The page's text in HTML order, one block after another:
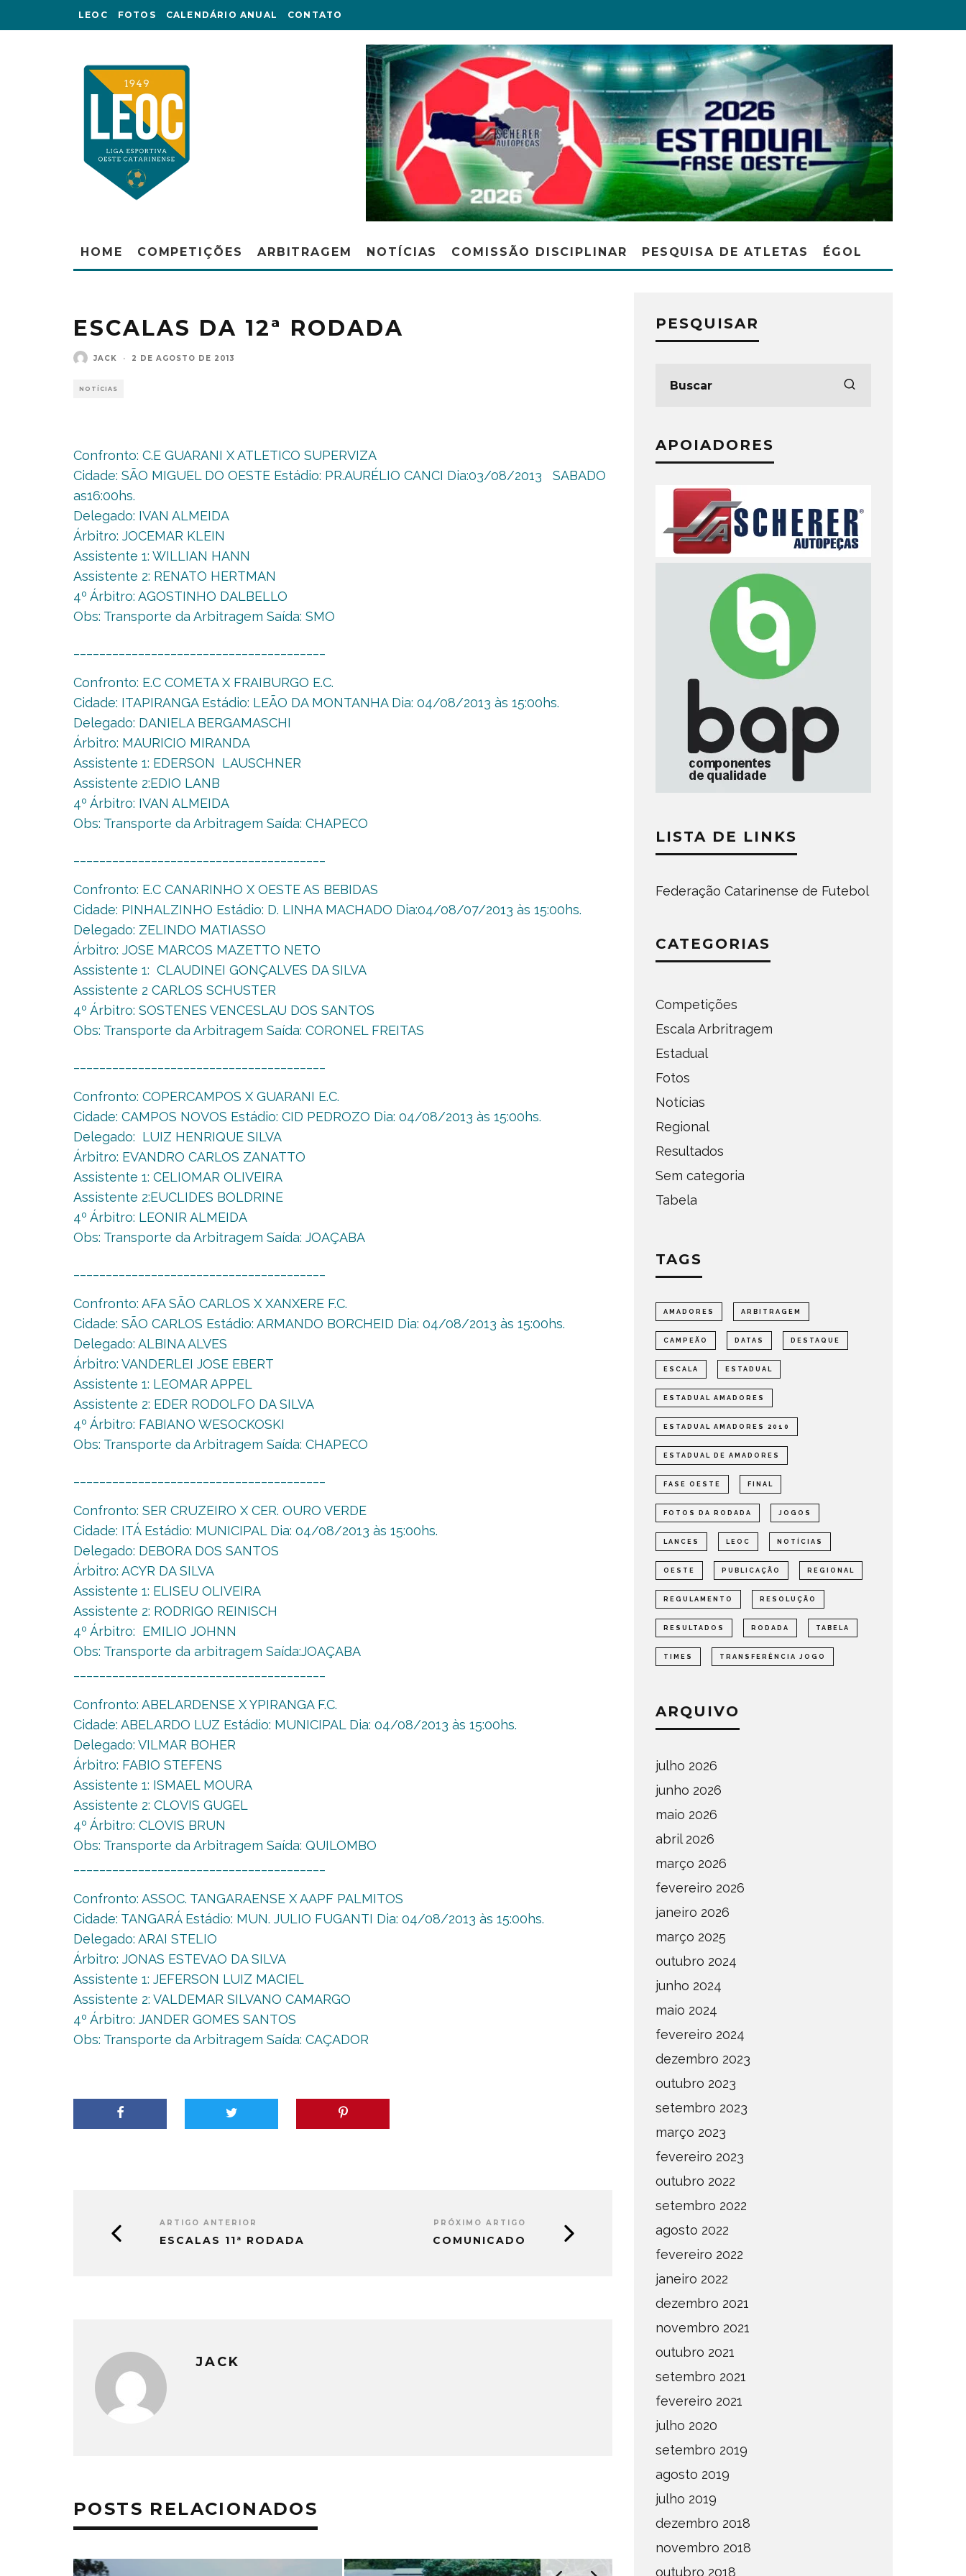
LEOC FOTOS CALENDÁRIO ANUAL CONTATO
HOME COMPETIÇÕES ARBITRAGEM NOTÍCIAS COMISSÃO DISCIPLINAR PESQUISA DE ATLETAS ÉGOL
ESCALAS DA 12ª RODADA
JACK · 2 DE AGOSTO DE 2013
NOTÍCIAS
Confronto: C.E GUARANI X ATLETICO SUPERVIZA
Cidade: SÃO MIGUEL DO OESTE Estádio: PR.AURÉLIO CANCI Dia:03/08/2013 SABADO
as16:00hs.
Delegado: IVAN ALMEIDA
Árbitro: JOCEMAR KLEIN
Assistente 1: WILLIAN HANN
Assistente 2: RENATO HERTMAN
4º Árbitro: AGOSTINHO DALBELLO
Obs: Transporte da Arbitragem Saída: SMO
Confronto: E.C COMETA X FRAIBURGO E.C.
Cidade: ITAPIRANGA Estádio: LEÃO DA MONTANHA Dia: 04/08/2013 às 15:00hs.
Delegado: DANIELA BERGAMASCHI
Árbitro: MAURICIO MIRANDA
Assistente 1: EDERSON LAUSCHNER
Assistente 2:EDIO LANB
4º Árbitro: IVAN ALMEIDA
Obs: Transporte da Arbitragem Saída: CHAPECO
Confronto: E.C CANARINHO X OESTE AS BEBIDAS
Cidade: PINHALZINHO Estádio: D. LINHA MACHADO Dia:04/08/07/2013 às 15:00hs.
Delegado: ZELINDO MATIASSO
Árbitro: JOSE MARCOS MAZETTO NETO
Assistente 1: CLAUDINEI GONÇALVES DA SILVA
Assistente 2 CARLOS SCHUSTER
4º Árbitro: SOSTENES VENCESLAU DOS SANTOS
Obs: Transporte da Arbitragem Saída: CORONEL FREITAS
Confronto: COPERCAMPOS X GUARANI E.C.
Cidade: CAMPOS NOVOS Estádio: CID PEDROZO Dia: 04/08/2013 às 15:00hs.
Delegado: LUIZ HENRIQUE SILVA
Árbitro: EVANDRO CARLOS ZANATTO
Assistente 1: CELIOMAR OLIVEIRA
Assistente 2:EUCLIDES BOLDRINE
4º Árbitro: LEONIR ALMEIDA
Obs: Transporte da Arbitragem Saída: JOAÇABA
Confronto: AFA SÃO CARLOS X XANXERE F.C.
Cidade: SÃO CARLOS Estádio: ARMANDO BORCHEID Dia: 04/08/2013 às 15:00hs.
Delegado: ALBINA ALVES
Árbitro: VANDERLEI JOSE EBERT
Assistente 1: LEOMAR APPEL
Assistente 2: EDER RODOLFO DA SILVA
4º Árbitro: FABIANO WESOCKOSKI
Obs: Transporte da Arbitragem Saída: CHAPECO
Confronto: SER CRUZEIRO X CER. OURO VERDE
Cidade: ITÁ Estádio: MUNICIPAL Dia: 04/08/2013 às 15:00hs.
Delegado: DEBORA DOS SANTOS
Árbitro: ACYR DA SILVA
Assistente 1: ELISEU OLIVEIRA
Assistente 2: RODRIGO REINISCH
4º Árbitro: EMILIO JOHNN
Obs: Transporte da arbitragem Saída:JOAÇABA
Confronto: ABELARDENSE X YPIRANGA F.C.
Cidade: ABELARDO LUZ Estádio: MUNICIPAL Dia: 04/08/2013 às 15:00hs.
Delegado: VILMAR BOHER
Árbitro: FABIO STEFENS
Assistente 1: ISMAEL MOURA
Assistente 2: CLOVIS GUGEL
4º Árbitro: CLOVIS BRUN
Obs: Transporte da Arbitragem Saída: QUILOMBO
Confronto: ASSOC. TANGARAENSE X AAPF PALMITOS
Cidade: TANGARÁ Estádio: MUN. JULIO FUGANTI Dia: 04/08/2013 às 15:00hs.
Delegado: ARAI STELIO
Árbitro: JONAS ESTEVAO DA SILVA
Assistente 1: JEFERSON LUIZ MACIEL
Assistente 2: VALDEMAR SILVANO CAMARGO
4º Árbitro: JANDER GOMES SANTOS
Obs: Transporte da Arbitragem Saída: CAÇADOR
ARTIGO ANTERIOR
ESCALAS 11ª RODADA
PRÓXIMO ARTIGO
COMUNICADO
JACK
POSTS RELACIONADOS
PESQUISAR
APOIADORES
LISTA DE LINKS
Federação Catarinense de Futebol
CATEGORIAS
Competições
Escala Arbritragem
Estadual
Fotos
Notícias
Regional
Resultados
Sem categoria
Tabela
TAGS
AMADORES ARBITRAGEM
CAMPEÃO DATAS DESTAQUE
ESCALA ESTADUAL
ESTADUAL AMADORES
ESTADUAL AMADORES 2010
ESTADUAL DE AMADORES
FASE OESTE FINAL
FOTOS DA RODADA JOGOS
LANCES LEOC NOTÍCIAS
OESTE PUBLICAÇÃO REGIONAL
REGULAMENTO RESOLUÇÃO
RESULTADOS RODADA TABELA
TIMES TRANSFERÊNCIA JOGO
ARQUIVO
julho 2026
junho 2026
maio 2026
abril 2026
março 2026
fevereiro 2026
janeiro 2026
março 2025
outubro 2024
junho 2024
maio 2024
fevereiro 2024
dezembro 2023
outubro 2023
setembro 2023
março 2023
fevereiro 2023
outubro 2022
setembro 2022
agosto 2022
fevereiro 2022
janeiro 2022
dezembro 2021
novembro 2021
outubro 2021
setembro 2021
fevereiro 2021
julho 2020
setembro 2019
agosto 2019
julho 2019
dezembro 2018
novembro 2018
outubro 2018